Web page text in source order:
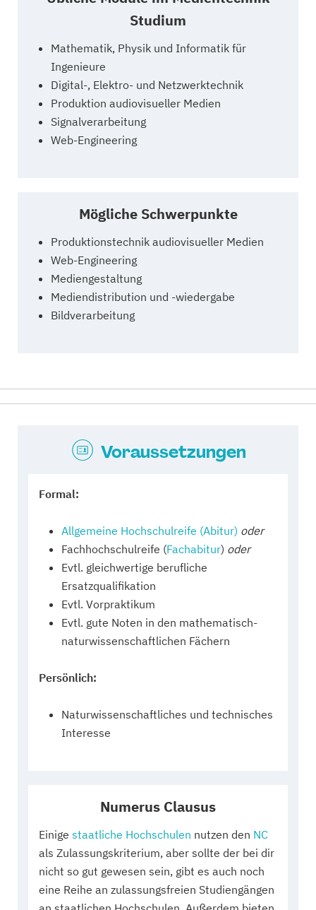
Studium
Mathematik, Physik und Informatik für
Ingenieure
Digital-, Elektro- und Netzwerktechnik
Produktion audiovisueller Medien
Signalverarbeitung
Web-Engineering
Mögliche Schwerpunkte
Produktionstechnik audiovisueller Medien
Web-Engineering
Mediengestaltung
Mediendistribution und -wiedergabe
Bildverarbeitung
Voraussetzungen
Formal:
Allgemeine Hochschulreife (Abitur) oder
Fachhochschulreife (Fachabitur) oder
Evtl. gleichwertige berufliche
Ersatzqualifikation
Evtl. Vorpraktikum
Evtl. gute Noten in den mathematisch-
naturwissenschaftlichen Fächern
Persönlich:
Naturwissenschaftliches und technisches
Interesse
Numerus Clausus
Einige staatliche Hochschulen nutzen den NC
als Zulassungskriterium, aber sollte der bei dir
nicht so gut gewesen sein, gibt es auch noch
eine Reihe an zulassungsfreien Studiengängen